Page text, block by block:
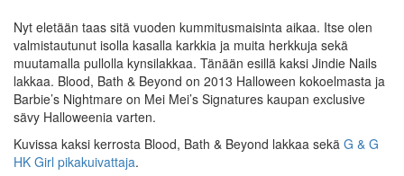
Nyt eletään taas sitä vuoden kummitusmaisinta aikaa. Itse olen
valmistautunut isolla kasalla karkkia ja muita herkkuja sekä
muutamalla pullolla kynsilakkaa. Tänään esillä kaksi Jindie Nails
lakkaa. Blood, Bath & Beyond on 2013 Halloween kokoelmasta ja
Barbie’s Nightmare on Mei Mei’s Signatures kaupan exclusive
sävy Halloweenia varten.
Kuvissa kaksi kerrosta Blood, Bath & Beyond lakkaa sekä G & G
HK Girl pikakuivattaja.